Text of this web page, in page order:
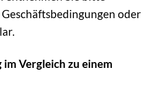
oder
Vergleich zu einem